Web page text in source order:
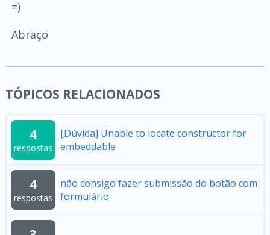
=)
Abraço
TÓPICOS RELACIONADOS
4
respostas
[Dúvida] Unable to locate constructor for
embeddable
4
respostas
não consigo fazer submissão do botão com
formulário